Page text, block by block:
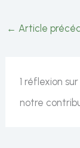
← Article
1 réflexion
notre